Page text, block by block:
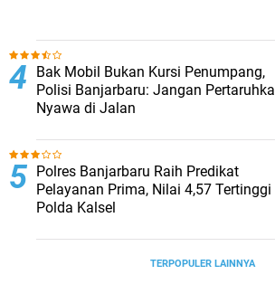
Bak Mobil Bukan Kursi Penumpang,
Polisi Banjarbaru: Jangan
Nyawa di Jalan
Polres Banjarbaru Raih Predikat
Pelayanan Prima, Nilai 4,57 Tertinggi
Polda Kalsel
TERPOPULER LAINNYA